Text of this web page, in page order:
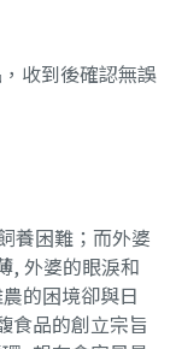
收到後確認無誤
養困難；而外婆
, 外婆的眼淚和
的困境卻與日
食品的創立宗旨